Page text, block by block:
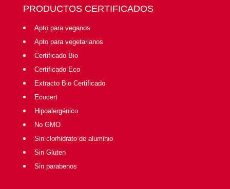
PRODUCTOS CERTIFICADOS
Apto para veganos
Apto para vegetarianos
Certificado Bio
Certificado Eco
Extracto Bio Certificado
Ecocert
Hipoalergénico
No GMO
Sin clorhidrato de aluminio
Sin Gluten
Sin parabenos